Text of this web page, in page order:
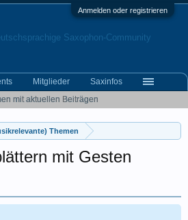
Anmelden oder registrieren
Themen
mit Gesten
mit aktuellen Beiträgen
Mitglieder Saxinfos